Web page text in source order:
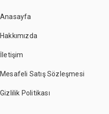
Anasayfa
Hakkımızda
İletişim
Mesafeli Satış Sözleşmesi
Gizlilik Politikası